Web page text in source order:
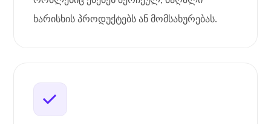
ხარისხის პროდუქტებს ან მომსახურებას.